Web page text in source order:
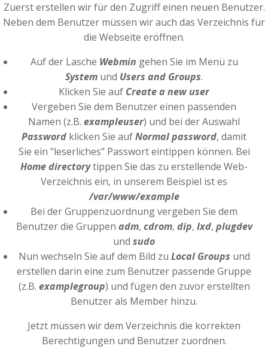
Zuerst erstellen wir für den Zugriff einen neuen Benutzer.
Neben dem Benutzer müssen wir auch das Verzeichnis für
die Webseite eröffnen.
Auf der Lasche Webmin gehen Sie im Menü zu
System und Users and Groups.
Klicken Sie auf Create a new user
Vergeben Sie dem Benutzer einen passenden
Namen (z.B. exampleuser) und bei der Auswahl
Password klicken Sie aufNormal password, damit
Sie ein "leserliches" Passwort eintippen können. Bei
Home directorytippen Sie das zu erstellende Web-
Verzeichnis ein, in unserem Beispiel ist es
/var/www/example
Bei der Gruppenzuordnung vergeben Sie dem
Benutzer die Gruppen adm, cdrom, dip, lxd, plugdev
und sudo
Nun wechseln Sie auf dem Bild zu Local Groups und
erstellen darin eine zum Benutzer passende Gruppe
(z.B. examplegroup) und fügen den zuvor erstellten
Benutzer als Member hinzu.
Jetzt müssen wir dem Verzeichnis die korrekten
Berechtigungen und Benutzer zuordnen.